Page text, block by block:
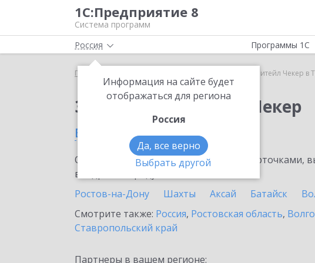
1С:Предприятие 8
Система программ
Россия
Информация на сайте будет
отображаться для региона
Россия
Да, все верно
Выбрать другой
Программы 1С
Главная 1C-Ритейл Чекер
Заказать 1C-Ритейл Чекер
в Тацинской станице
Ознакомьтесь с информационными карточками,
внедрение продукта.
Ростов-на-Дону
Шахты Аксай Батайск
Смотрите также: Россия, Ростовская область,
Ставропольский край
Партнеры в вашем регионе: